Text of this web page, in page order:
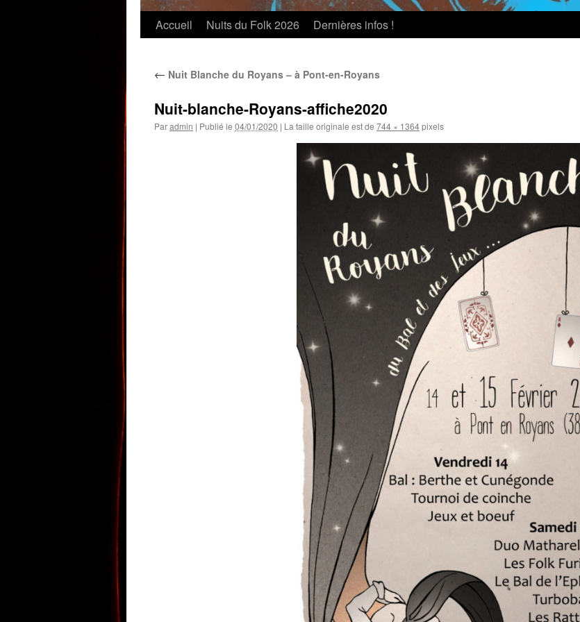
Accueil Nuits du Folk 2026 Dernières infos !
← Nuit Blanche du Royans – à Pont-en-Royans
Nuit-blanche-Royans-affiche2020
Paradmin | Publié le 04/01/2020 | La taille originale est de 744 × 1364pixels